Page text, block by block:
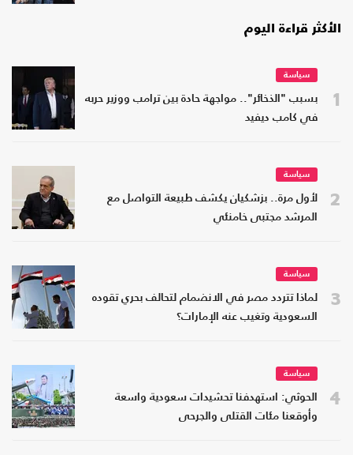
الأكثر قراءة اليوم
1
سياسة
بسبب "الذخائر".. مواجهة حادة بين ترامب ووزير حربه
في كامب ديفيد
2
سياسة
لأول مرة.. بزشكيان يكشف طبيعة التواصل مع
المرشد مجتبى خامنئي
3
سياسة
لماذا تتردد مصر في الانضمام لتحالف بحري تقوده
السعودية وتغيب عنه الإمارات؟
4
سياسة
الحوثي: استهدفنا تحشيدات سعودية واسعة
وأوقعنا مئات القتلى والجرحى